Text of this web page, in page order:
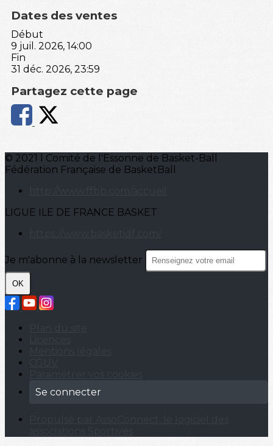
Dates des ventes
Début
9 juil. 2026, 14:00
Fin
31 déc. 2026, 23:59
Partagez cette page
© 2021 l Comité de l'Essonne de Basket-Ball
Fédération Française de BasketBall
LIGUE ILE DE FRANCE BASKET
Je m'abonne à la newsletter
OK
Se connecter